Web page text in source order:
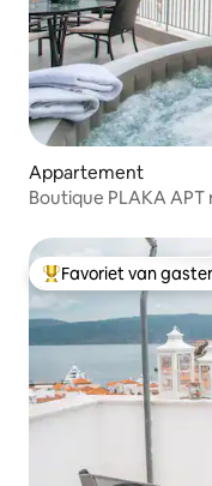
Appartement
Topfavoriet van
Favoriet van